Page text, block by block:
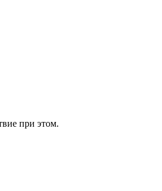
при этом.